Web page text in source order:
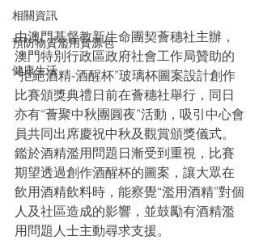
相關資訊
預防物質濫用資源包
健康生活
由澳門基督教新生命團契薈穗社主辦，
澳門特別行政區政府社會工作局贊助的
“拒絕酒精-酒醒杯”玻璃杯圖案設計創作
比賽頒獎典禮日前在薈穗社舉行，同日
亦有“薈聚中秋團圓夜”活動，吸引中心會
員共同出席慶祝中秋及觀賞頒獎儀式。
鑑於酒精濫用問題日漸受到重視，比賽
期望透過創作酒醒杯的圖案，讓大眾在
飲用酒精飲料時，能察覺“濫用酒精”對個
人及社區造成的影響，並鼓勵有酒精濫
用問題人士主動尋求支援。